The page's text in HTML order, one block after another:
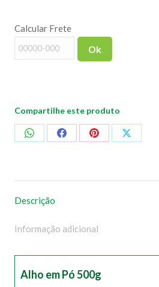
Calcular Frete
Ok
Compartilhe este produto
CompartilharCompartilharCompartilhar
Descrição
Informação adicional
Alho em Pó 500g